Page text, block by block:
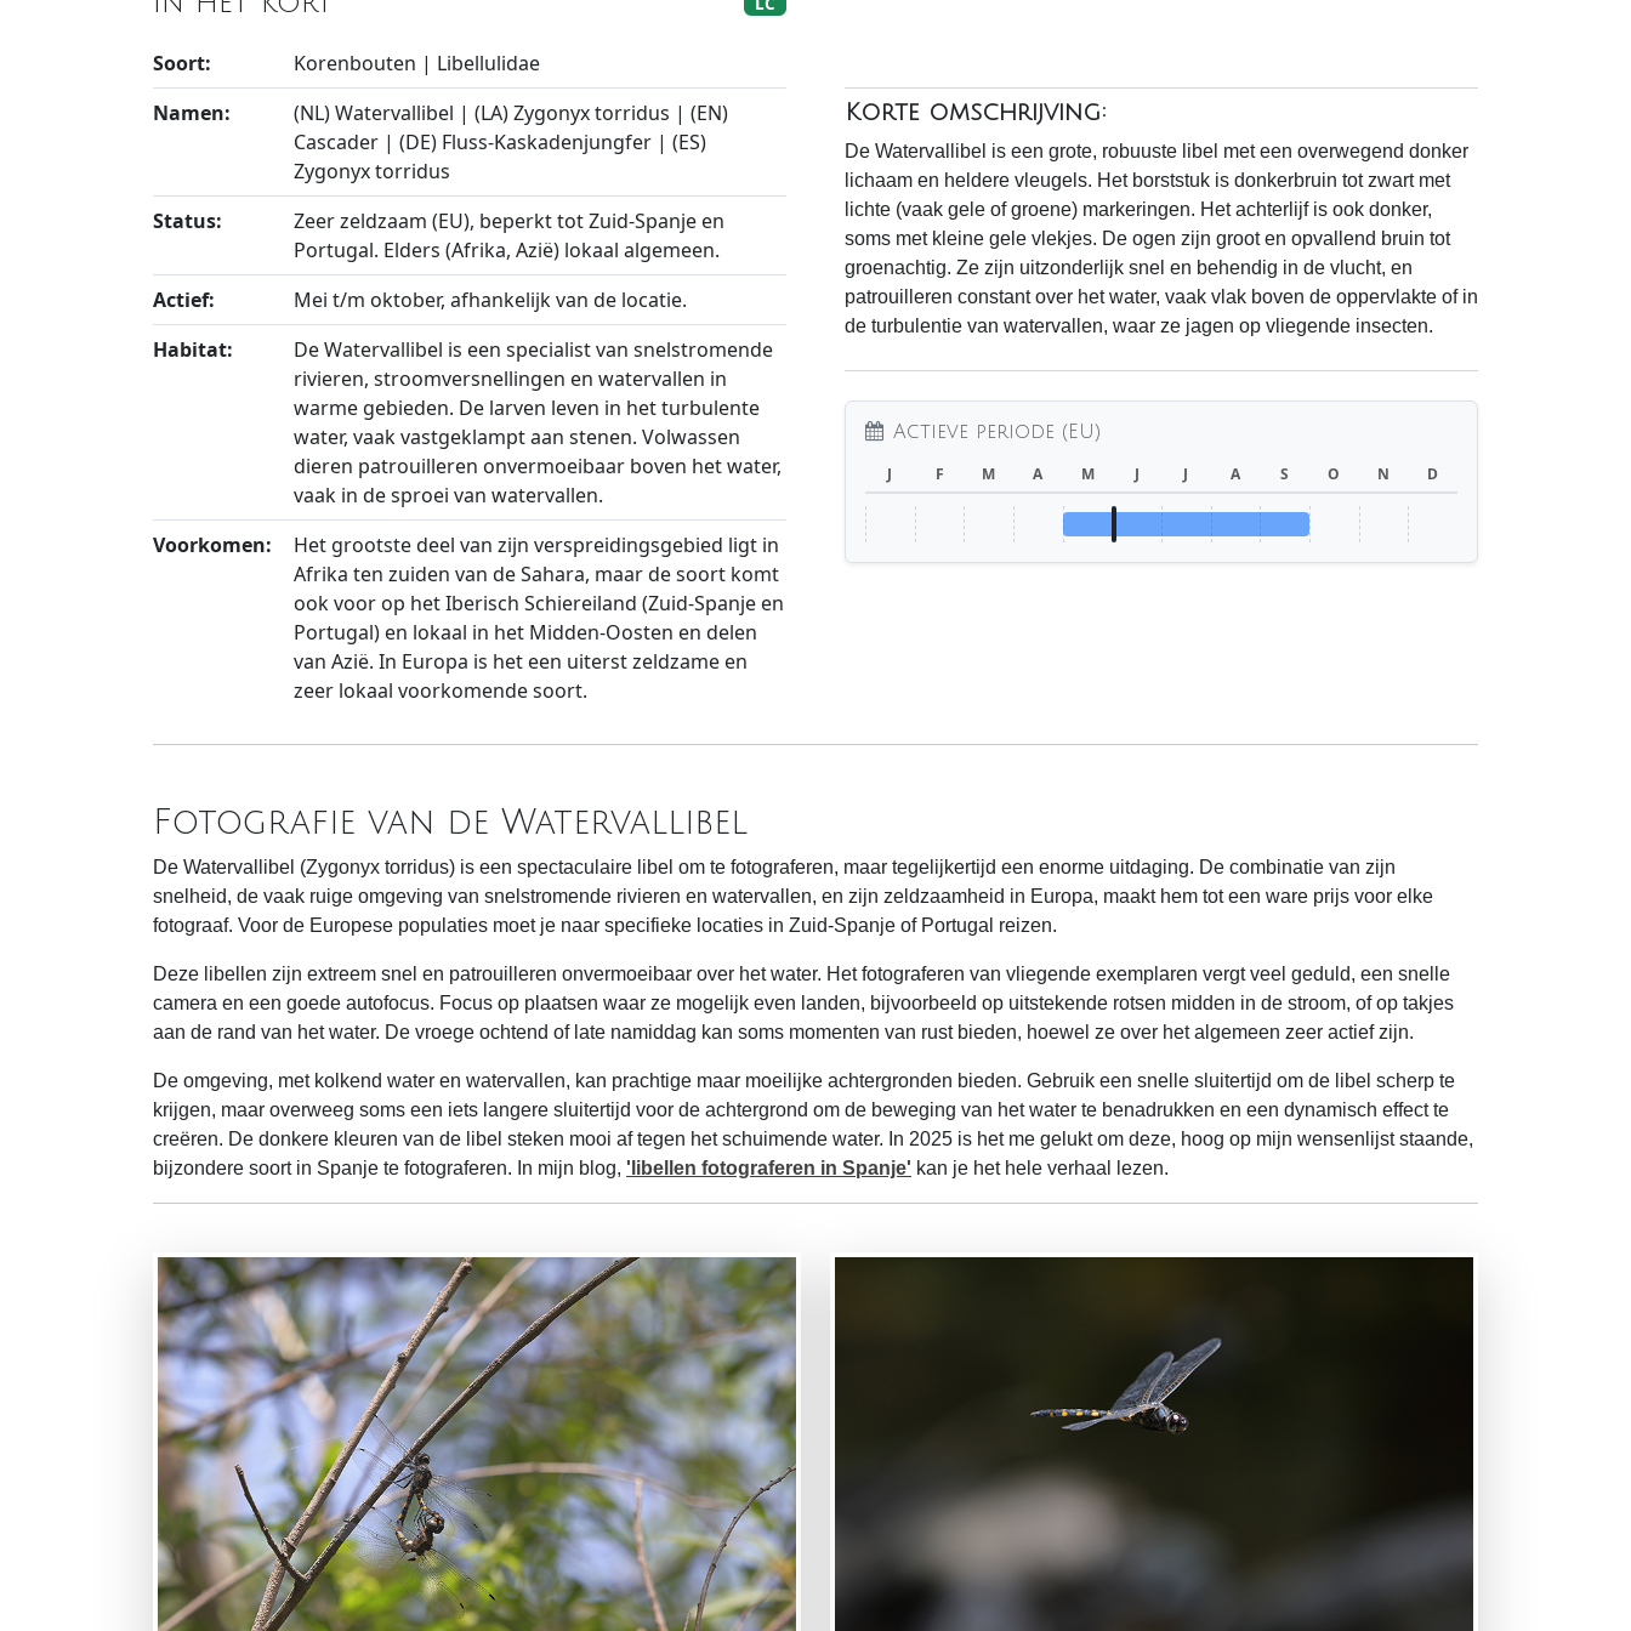
Soort:
Korenbouten | Libellulidae
Namen:
(NL) Watervallibel | (LA) Zygonyx torridus | (EN)
Cascader | (DE) Fluss-Kaskadenjungfer | (ES)
Zygonyx torridus
Status:
Zeer zeldzaam (EU), beperkt tot Zuid-Spanje en
Portugal. Elders (Afrika, Azië) lokaal algemeen.
Actief:
Mei t/m oktober, afhankelijk van de locatie.
Habitat:
De Watervallibel is een specialist van snelstromende
rivieren, stroomversnellingen en watervallen in
warme gebieden. De larven leven in het turbulente
water, vaak vastgeklampt aan stenen. Volwassen
dieren patrouilleren onvermoeibaar boven het water,
vaak in de sproei van watervallen.
Voorkomen:
Het grootste deel van zijn verspreidingsgebied ligt in
Afrika ten zuiden van de Sahara, maar de soort komt
ook voor op het Iberisch Schiereiland (Zuid-Spanje en
Portugal) en lokaal in het Midden-Oosten en delen
van Azië. In Europa is het een uiterst zeldzame en
zeer lokaal voorkomende soort.
Korte omschrijving:
De Watervallibel is een grote, robuuste libel met een overwegend donker
lichaam en heldere vleugels. Het borststuk is donkerbruin tot zwart met
lichte (vaak gele of groene) markeringen. Het achterlijf is ook donker,
soms met kleine gele vlekjes. De ogen zijn groot en opvallend bruin tot
groenachtig. Ze zijn uitzonderlijk snel en behendig in de vlucht, en
patrouilleren constant over het water, vaak vlak boven de oppervlakte of in
de turbulentie van watervallen, waar ze jagen op vliegende insecten.
Actieve periode (EU)
J F M A M J J A S O N D
Fotografie van de Watervallibel
De Watervallibel (Zygonyx torridus) is een spectaculaire libel om te fotograferen, maar tegelijkertijd een enorme uitdaging. De combinatie van zijn
snelheid, de vaak ruige omgeving van snelstromende rivieren en watervallen, en zijn zeldzaamheid in Europa, maakt hem tot een ware prijs voor elke
fotograaf. Voor de Europese populaties moet je naar specifieke locaties in Zuid-Spanje of Portugal reizen.
Deze libellen zijn extreem snel en patrouilleren onvermoeibaar over het water. Het fotograferen van vliegende exemplaren vergt veel geduld, een snelle
camera en een goede autofocus. Focus op plaatsen waar ze mogelijk even landen, bijvoorbeeld op uitstekende rotsen midden in de stroom, of op takjes
aan de rand van het water. De vroege ochtend of late namiddag kan soms momenten van rust bieden, hoewel ze over het algemeen zeer actief zijn.
De omgeving, met kolkend water en watervallen, kan prachtige maar moeilijke achtergronden bieden. Gebruik een snelle sluitertijd om de libel scherp te
krijgen, maar overweeg soms een iets langere sluitertijd voor de achtergrond om de beweging van het water te benadrukken en een dynamisch effect te
creëren. De donkere kleuren van de libel steken mooi af tegen het schuimende water. In 2025 is het me gelukt om deze, hoog op mijn wensenlijst staande,
bijzondere soort in Spanje te fotograferen. In mijn blog, 'libellen fotograferen in Spanje' kan je het hele verhaal lezen.